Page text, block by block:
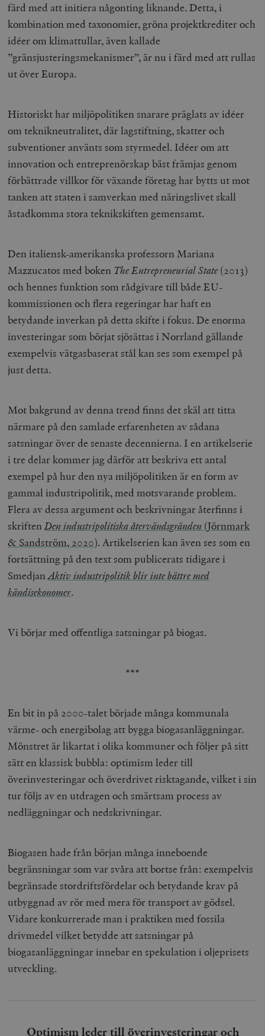
färd med att initiera någonting liknande. Detta, i
kombination med taxonomier, gröna projektkrediter och
idéer om klimattullar, även kallade
”gränsjusteringsmekanismer”, är nu i färd med att rullas
ut över Europa.
Historiskt har miljöpolitiken snarare präglats av idéer
om teknikneutralitet, där lagstiftning, skatter och
subventioner använts som styrmedel. Idéer om att
innovation och entreprenörskap bäst främjas genom
förbättrade villkor för växande företag har bytts ut mot
tanken att staten i samverkan med näringslivet skall
åstadkomma stora teknikskiften gemensamt.
Den italiensk-amerikanska professorn Mariana
Mazzucatos med boken The Entrepreneurial State (2013)
och hennes funktion som rådgivare till både EU-
kommissionen och flera regeringar har haft en
betydande inverkan på detta skifte i fokus. De enorma
investeringar som börjat sjösättas i Norrland gällande
exempelvis vätgasbaserat stål kan ses som exempel på
just detta.
Mot bakgrund av denna trend finns det skäl att titta
närmare på den samlade erfarenheten av sådana
satsningar över de senaste decennierna. I en artikelserie
i tre delar kommer jag därför att beskriva ett antal
exempel på hur den nya miljöpolitiken är en form av
gammal industripolitik, med motsvarande problem.
Flera av dessa argument och beskrivningar återfinns i
skriftenDen industripolitiska återvändsgränden (Jörnmark
& Sandström, 2020). Artikelserien kan även ses som en
fortsättning på den text som publicerats tidigare i
SmedjanAktiv industripolitik blir inte bättre med
kändisekonomer.
Vi börjar med offentliga satsningar på biogas.
***
En bit in på 2000-talet började många kommunala
värme- och energibolag att bygga biogasanläggningar.
Mönstret är likartat i olika kommuner och följer på sitt
sätt en klassisk bubbla: optimism leder till
överinvesteringar och överdrivet risktagande, vilket i sin
tur följs av en utdragen och smärtsam process av
nedläggningar och nedskrivningar.
Biogasen hade från början många inneboende
begränsningar som var svåra att bortse från: exempelvis
begränsade stordriftsfördelar och betydande krav på
utbyggnad av rör med mera för transport av gödsel.
Vidare konkurrerade man i praktiken med fossila
drivmedel vilket betydde att satsningar på
biogasanläggningar innebar en spekulation i oljeprisets
utveckling.
Optimism leder till överinvesteringar och